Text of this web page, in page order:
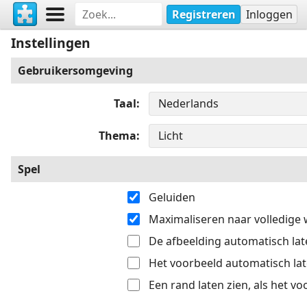
Registreren Inloggen
Instellingen
Gebruikersomgeving
Taal
Thema
Spel
Geluiden
Maximaliseren naar volledige
De afbeelding automatisch
Het voorbeeld automatisch
Een rand laten zien, als het